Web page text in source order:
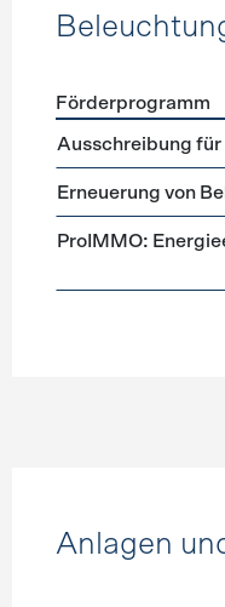
Förderprogramme
Förderprogramm
Ausschreibung
Erneuerung von
ProIMMO:
Anlagen